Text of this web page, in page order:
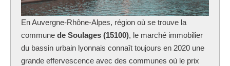
En Auvergne-Rhône-Alpes, région où se trouve la
commune de Soulages (15100), le marché immobilier
du bassin urbain lyonnais connaît toujours en 2020 une
grande effervescence avec des communes où le prix